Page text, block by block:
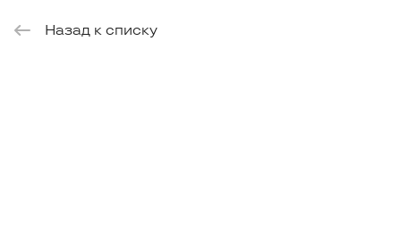
Назад к списку